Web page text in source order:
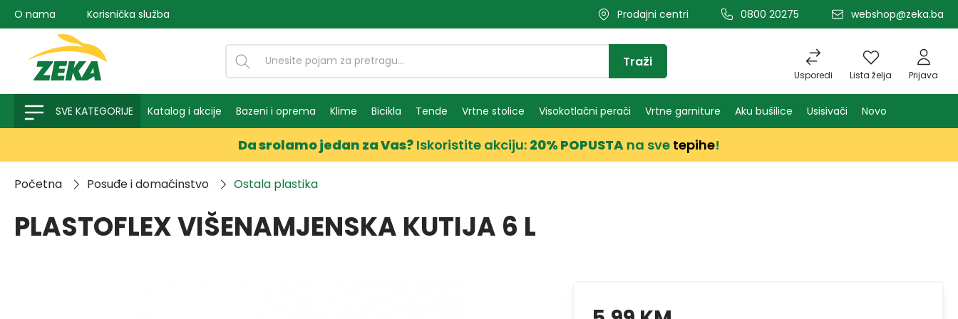
pretragu Preskoči na glavnu navigaciju
O nama Korisnička služba Prodajni centri 0800 20275 webshop@zeka.ba
Usporedi Lista želja Prijava
Traži
SVE KATEGORIJE Katalog i akcije Bazeni i oprema Klime Bicikla Tende Vrtne stolice Visokotlačni perači Vrtne garniture Aku bušilice Usisivači Novo
Da srolamo jedan za Vas? Iskoristite akciju: 20% POPUSTA na sve tepihe!
Početna Posuđe i domaćinstvo Ostala plastika
PLASTOFLEX VIŠENAMJENSKA KUTIJA 6 L